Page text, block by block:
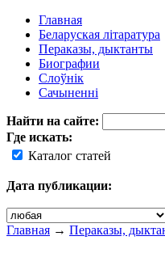
Главная
Беларуская літаратура
Пераказы, дыктанты
Биографии
Слоўнік
Сачыненні
Найти на сайте:
Где искать:
Каталог статей
Дата публикации:
Главная → Пераказы,